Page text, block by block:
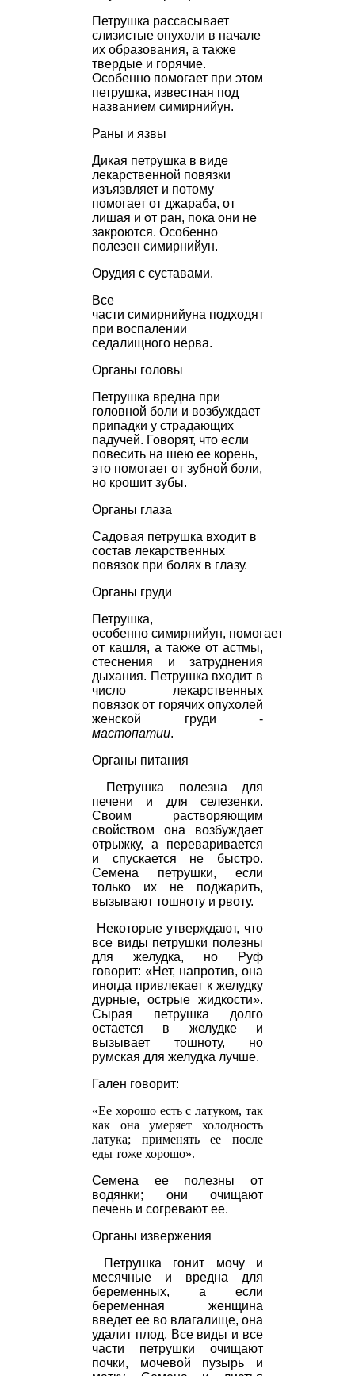
Петрушка рассасывает
слизистые опухоли в начале
их образования, а также
твердые и горячие.
Особенно помогает при этом
петрушка, известная под
названием симирнийун.
Раны и язвы
Дикая петрушка в виде
лекарственной повязки
изъязвляет и потому
помогает от джараба, от
лишая и от ран, пока они не
закроются. Особенно
полезен симирнийун.
Орудия с суставами.
Все
части симирнийуна подходят
при воспалении
седалищного нерва.
Органы головы
Петрушка вредна при
головной боли и возбуждает
припадки у страдающих
падучей. Говорят, что если
повесить на шею ее корень,
это помогает от зубной боли,
но крошит зубы.
Органы глаза
Садовая петрушка входит в
состав лекарственных
повязок при болях в глазу.
Органы груди
Петрушка,
особенно симирнийун, помогает
от кашля, а также от астмы,
стеснения и затруднения
дыхания. Петрушка входит в
число лекарственных
повязок от горячих опухолей
женской груди -
мастопатии.
Органы питания
Петрушка полезна для
печени и для селезенки.
Своим растворяющим
свойством она возбуждает
отрыжку, а переваривается
и спускается не быстро.
Семена петрушки, если
только их не поджарить,
вызывают тошноту и рвоту.
Некоторые утверждают, что
все виды петрушки полезны
для желудка, но Руф
говорит: «Нет, напротив, она
иногда привлекает к желудку
дурные, острые жидкости».
Сырая петрушка долго
остается в желудке и
вызывает тошноту, но
румская для желудка лучше.
Гален говорит:
«Ее хорошо есть с латуком, так
как она умеряет холодность
латука; применять ее после
еды тоже хорошо».
Семена ее полезны от
водянки; они очищают
печень и согревают ее.
Органы извержения
Петрушка гонит мочу и
месячные и вредна для
беременных, а если
беременная женщина
введет ее во влагалище, она
удалит плод. Все виды и все
части петрушки очищают
почки, мочевой пузырь и